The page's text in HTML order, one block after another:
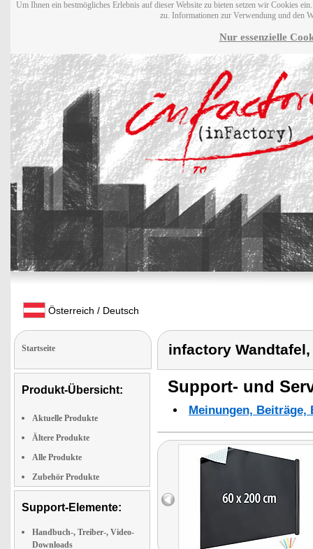
Um Ihnen ein bestmögliches Erlebnis auf dieser Website zu bieten setzen wir Cookies
zu. Informationen zur Verwendung und den
Nur essenzielle
Österreich / Deutsch
Startseite
Produkt-Übersicht:
Aktuelle Produkte
Ältere Produkte
Alle Produkte
Zubehör Produkte
Support-Elemente:
Handbuch-, Treiber-, Video-
Downloads
infactory
Support- und
Meinungen,